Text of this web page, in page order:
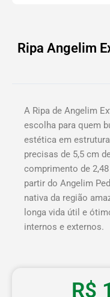
Ripa Angelim
A Ripa de Angelim
escolha para quem
estética em
precisas de 5,5 cm
comprimento de
partir do Angelim
nativa da região
longa vida útil e
internos e externos.
R$